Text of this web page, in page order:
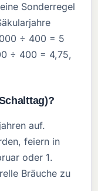
Sonderregel
÷ 400 = 5
÷ 400 = 4,75,
auf.
feiern in
oder 1.
Bräuche zu